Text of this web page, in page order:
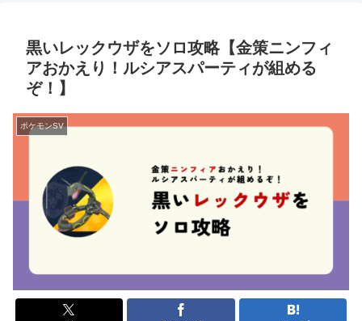
黒いレックウザをソロ攻略【金策ニンフィ
アおかえり！ルシアスパーティが組める
ぞ！】
ポケモンSV